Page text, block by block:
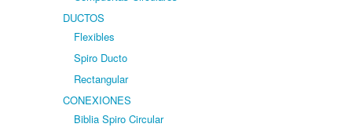
DUCTOS
Flexibles
Spiro Ducto
Rectangular
CONEXIONES
Biblia Spiro Circular